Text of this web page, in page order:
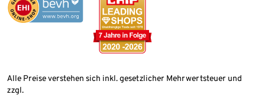
Alle Preise verstehen sich inkl. gesetzlicher Mehrwertsteuer und
zzgl.